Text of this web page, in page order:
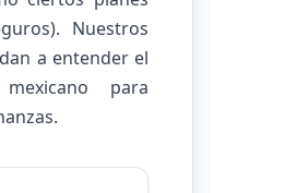
Nuestros
a entender el
para